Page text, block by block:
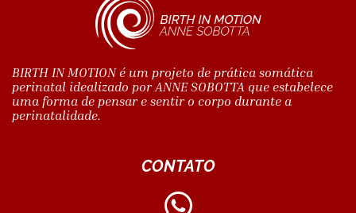
BIRTH IN MOTION é um projeto de prática somática
perinatal idealizado por ANNE SOBOTTA que estabelece
uma forma de pensar e sentir o corpo durante a
perinatalidade.
CONTATO